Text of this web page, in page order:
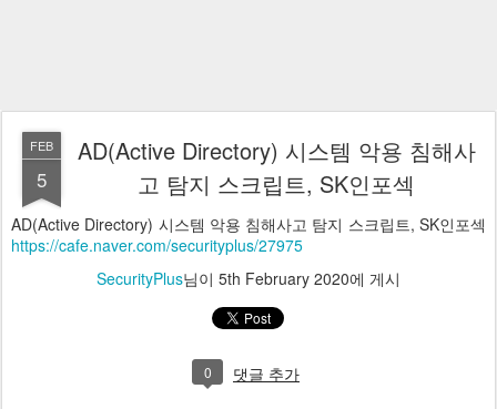
FEB
5
AD(Active Directory) 시스템 악용 침해사
고 탐지 스크립트, SK인포섹
AD(Active Directory) 시스템 악용 침해사고 탐지 스크립트, SK인포섹
https://cafe.naver.com/securityplus/27975
SecurityPlus님이 5th February 2020에 게시
0 댓글 추가